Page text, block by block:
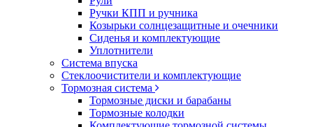
Ручки КПП и ручника
Козырьки солнцезащитные и очечники
Сиденья и комплектующие
Уплотнители
Система впуска
Стеклоочистители и комплектующие
Тормозная система
Тормозные диски и барабаны
Тормозные колодки